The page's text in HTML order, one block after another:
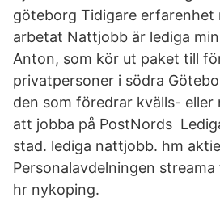
göteborg Tidigare
arbetat Nattjobb är lediga
Anton, som kör ut paket till
privatpersoner i södra
den som föredrar kvälls-
att jobba på PostNords
stad. lediga nattjobb. hm
Personalavdelningen
hr nykoping.